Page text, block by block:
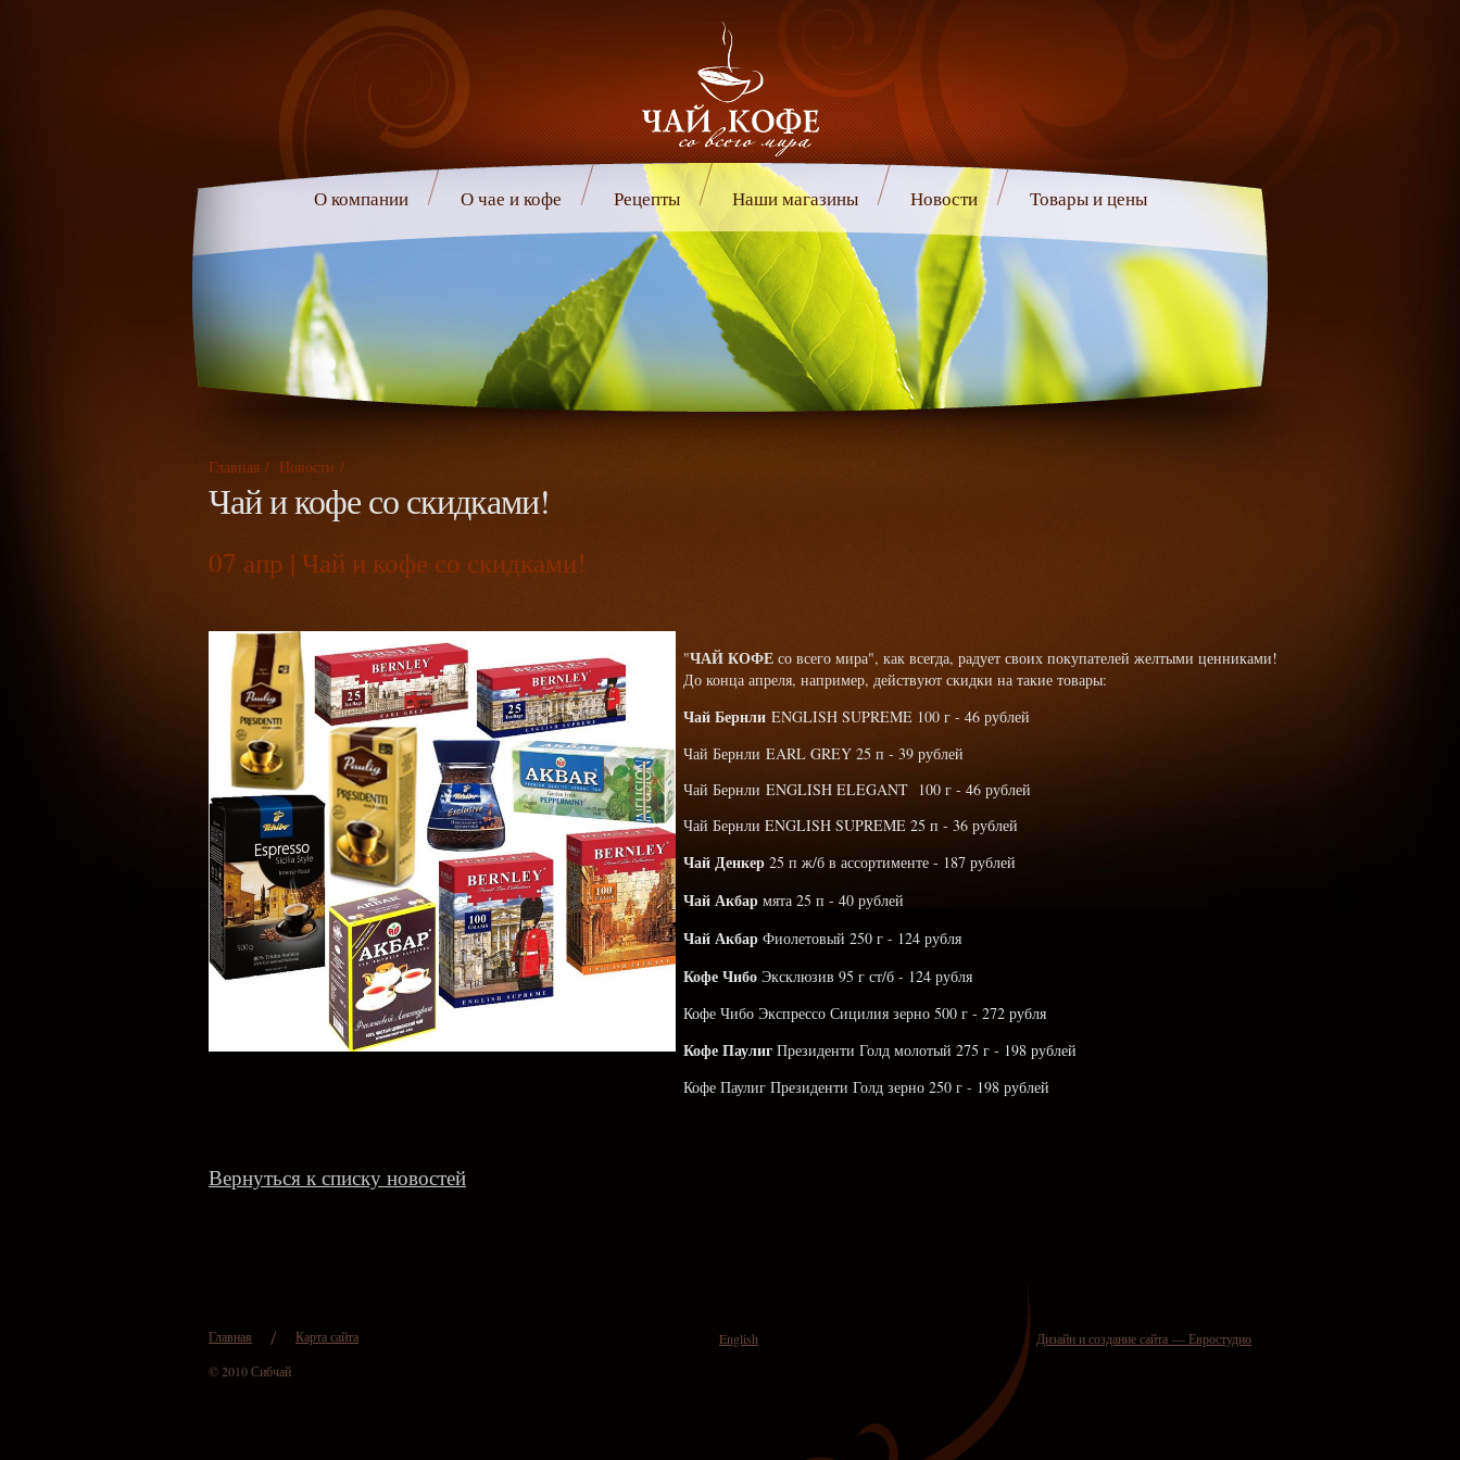
О компании О чае и кофе Рецепты Наши магазины Новости Товары и цены
Главная / Новости /
Чай и кофе со скидками!
07 апр | Чай и кофе со скидками!
"ЧАЙ КОФЕ со всего мира", как всегда, радует своих покупателей желтыми ценниками!
До конца апреля, например, действуют скидки на такие товары:
Чай Бернли ENGLISH SUPREME 100 г - 46 рублей
Чай Бернли EARL GREY 25 п - 39 рублей
Чай Бернли ENGLISH ELEGANT 100 г - 46 рублей
Чай Бернли ENGLISH SUPREME 25 п - 36 рублей
Чай Денкер 25 п ж/б в ассортименте - 187 рублей
Чай Акбар мята 25 п - 40 рублей
Чай Акбар Фиолетовый 250 г - 124 рубля
Кофе Чибо Эксклюзив 95 г ст/б - 124 рубля
Кофе Чибо Экспрессо Сицилия зерно 500 г - 272 рубля
Кофе Паулиг Президенти Голд молотый 275 г - 198 рублей
Кофе Паулиг Президенти Голд зерно 250 г - 198 рублей
Вернуться к списку новостей
Главная Карта сайта
© 2010 Сибчай
English Дизайн и создание сайта — Евростудио